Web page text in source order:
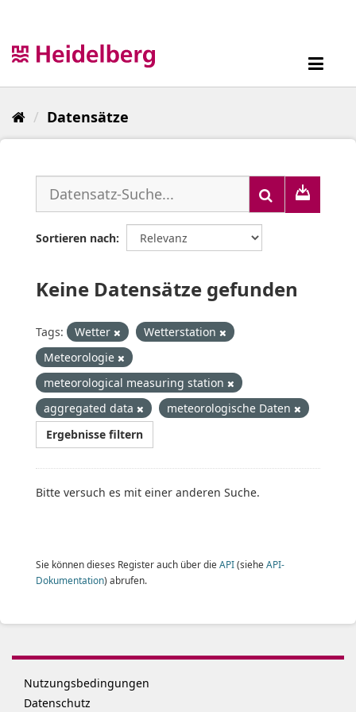
Datensätze
Sortieren nach
Keine Datensätze gefunden
Tags: Wetter
Wetterstation
Meteorologie
meteorological measuring station
aggregated data
meteorologische Daten
Ergebnisse filtern
Bitte versuch es mit einer anderen Suche.
Sie können dieses Register auch über die API(siehe API-
Dokumentation) abrufen.
Nutzungsbedingungen
Datenschutz